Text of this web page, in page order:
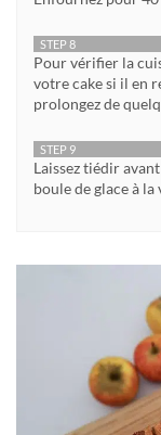
STEP 8
Pour vérifier la
votre cake si il en
prolongez de
STEP 9
Laissez tiédir
boule de glace à